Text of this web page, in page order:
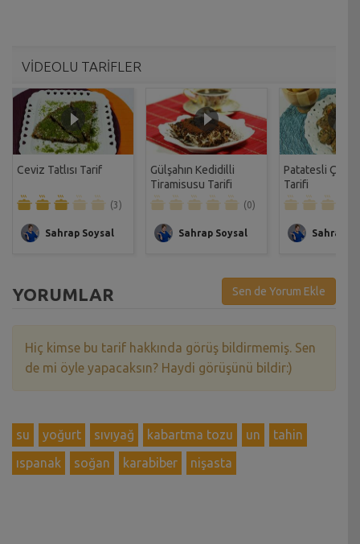
VİDEOLU TARİFLER
Ceviz Tatlısı Tarif
(3)
Sahrap Soysal
Gülşahın Kedidilli
Tiramisusu Tarifi
(0)
Sahrap Soysal
Patatesli Çıtır
Tarifi
Sahrap
YORUMLAR Sen de Yorum Ekle
Hiç kimse bu tarif hakkında görüş bildirmemiş. Sen
de mi öyle yapacaksın? Haydi görüşünü bildir:)
su yoğurt sıvıyağ kabartma tozu un
tahin
ıspanak
soğan karabiber nişasta